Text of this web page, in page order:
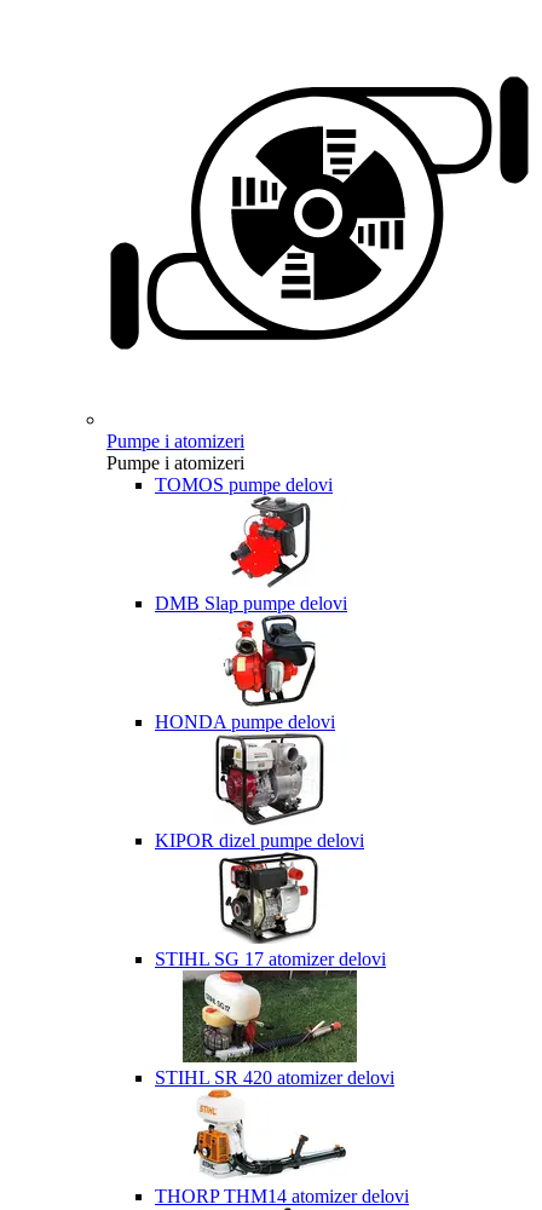
Pumpe i atomizeri
Pumpe i atomizeri
TOMOS pumpe delovi
DMB Slap pumpe delovi
HONDA pumpe delovi
KIPOR dizel pumpe delovi
STIHL SG 17 atomizer delovi
STIHL SR 420 atomizer delovi
THORP THM14 atomizer delovi